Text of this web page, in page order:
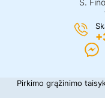
S.
Pirkimo grąžinimo